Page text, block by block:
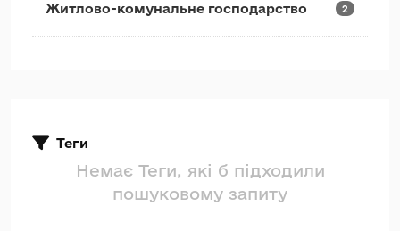
Житлово-комунальне господарство 2
Теги
Немає Теги, які б підходили
пошуковому запиту